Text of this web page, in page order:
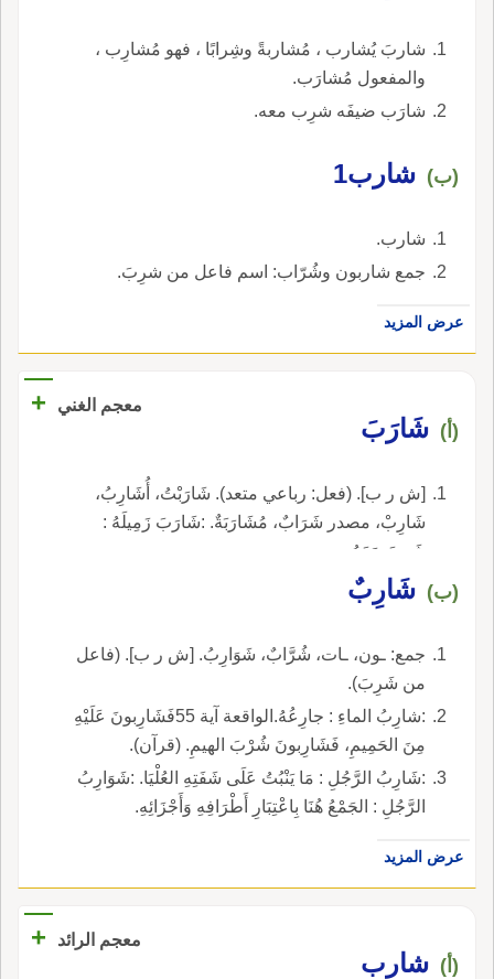
شاربَ يُشارب ، مُشاربةً وشِرابًا ، فهو مُشارِب ،
والمفعول مُشارَب.
شارَب ضيفَه شرِب معه.
(ب) شارب1
شارب.
جمع شاربون وشُرّاب: اسم فاعل من شرِبَ.
عرض المزيد
معجم الغني +
(أ) شَارَبَ
[ش ر ب]. (فعل: رباعي متعد). شَارَبْتُ، أُشَارِبُ،
شَارِبْ، مصدر شَرَابٌ، مُشَارَبَةٌ. :شَارَبَ زَمِيلَهُ :
شَرِبَ مَعَهُ.
(ب) شَارِبٌ
جمع: ـون، ـات، شُرَّابٌ، شَوَارِبُ. [ش ر ب]. (فاعل
من شَرِبَ).
:شارِبُ الماءِ : جارِعُهُ.الواقعة آية 55فَشَارِبونَ عَلَيْهِ
مِنَ الحَمِيمِ، فَشَارِبونَ شُرْبَ الهيمِ. (قرآن).
:شَارِبُ الرَّجُلِ : مَا يَنْبُتُ عَلَى شَفَتِهِ العُلْيَا. :شَوَارِبُ
الرَّجُلِ : الجَمْعُ هُنَا بِاعْتِبَارِ أَطْرَافِهِ وَأَجْزَائِهِ.
عرض المزيد
معجم الرائد +
(أ) شارب